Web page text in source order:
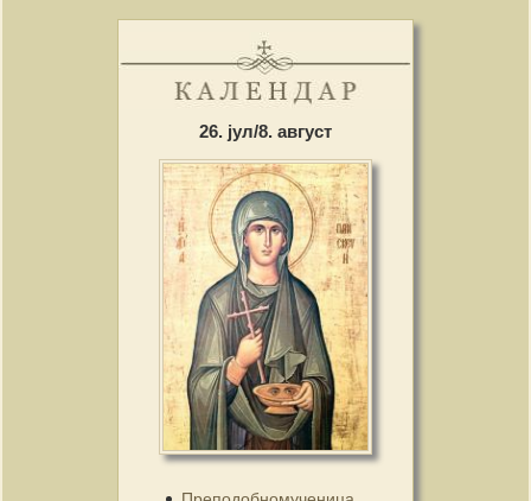
26. јул/8. август